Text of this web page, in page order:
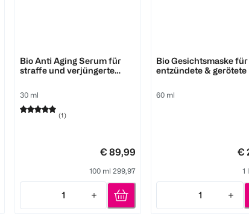
Bio Anti Aging Serum für
straffe und verjüngerte
30 ml
(1)
€ 89,99
100 ml 299,97
1
Quantity: 1
Bio Gesichtsmaske für
entzündete & gerötete
60 ml
€
1
1
Quantity: 1